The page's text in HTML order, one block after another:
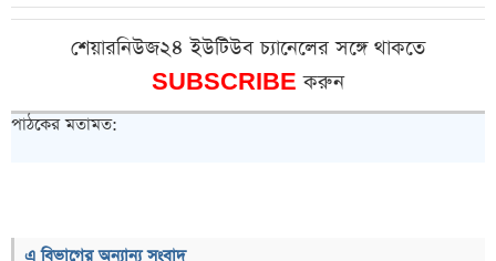
শেয়ারনিউজ২৪ ইউটিউব চ্যানেলের সঙ্গে থাকতে
SUBSCRIBEকরুন
পাঠকের মতামত:
এ বিভাগের অন্যান্য সংবাদ